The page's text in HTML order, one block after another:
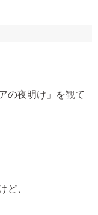
の夜明け」を観て
ど、